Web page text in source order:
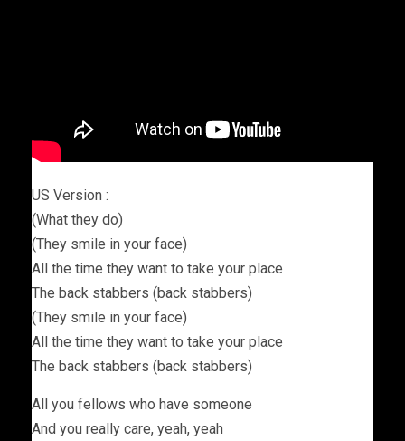
US Version :
(What they do)
(They smile in your face)
All the time they want to take your place
The back stabbers (back stabbers)
(They smile in your face)
All the time they want to take your place
The back stabbers (back stabbers)
All you fellows who have someone
And you really care, yeah, yeah